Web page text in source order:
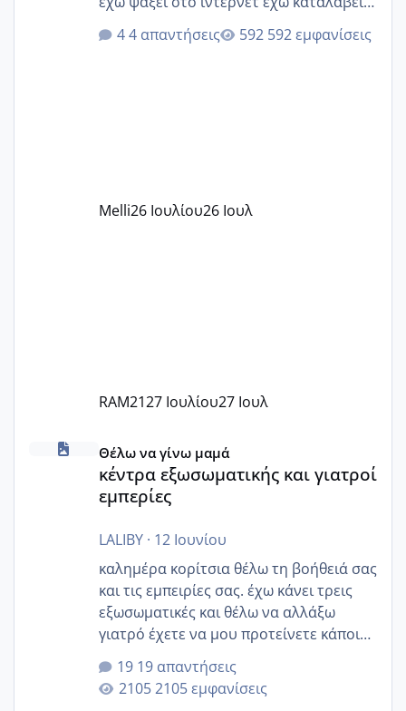
ότι το βαουτσερ καλύπτει όλα τα
δίδακτρα και τα τροφεια του ιδιωτικού
Εγώ πήγα σε έναν ιδιωτικό παιδικό στ
4 απαντήσεις 592 εμφανίσεις
Melli26 Ιουλίου26 Ιουλ
RAM2127 Ιουλίου27 Ιουλ
κέντρα εξωσωματικής και γιατροί εμπερίες
Θέλω να γίνω μαμά
κέντρα εξωσωματικής και γιατροί
εμπερίες
LALIBY· 12 Ιουνίου
καλημέρα κορίτσια θέλω τη βοήθειά σας
και τις εμπειρίες σας. έχω κάνει τρεις
εξωσωματικές και θέλω να αλλάξω
γιατρό έχετε να μου προτείνετε κάποιον
που μείνατε ευχαριστημένες και είχατε
επιιτυχία? έκανα στο υγεία με τον
ζερβομανωλάκη (δεν το εψαξε καθόλου
19 απαντήσεις
2105 εμφανίσεις